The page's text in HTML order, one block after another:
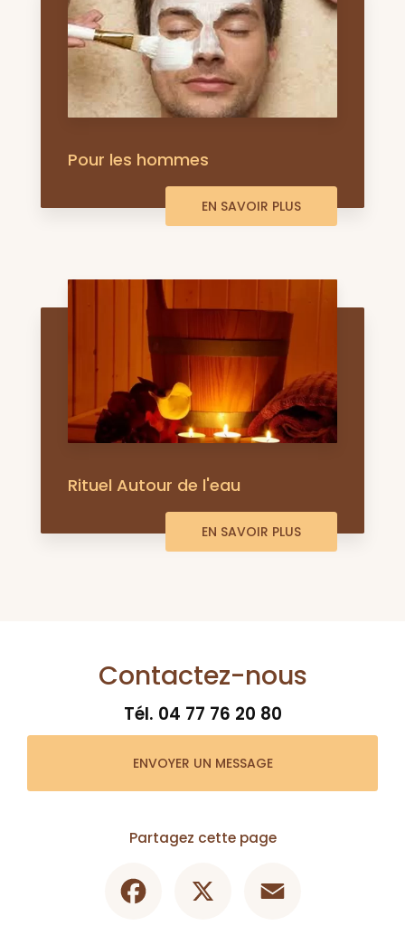
Pour les hommes
EN SAVOIR PLUS
Rituel Autour de l'eau
EN SAVOIR PLUS
Contactez-nous
Tél. 04 77 76 20 80
ENVOYER UN MESSAGE
Partagez cette page